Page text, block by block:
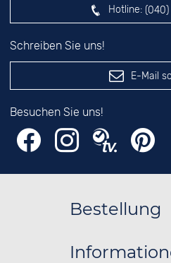
Hotline:
Schreiben Sie uns!
E-Mail
Besuchen Sie uns!
Bestellung